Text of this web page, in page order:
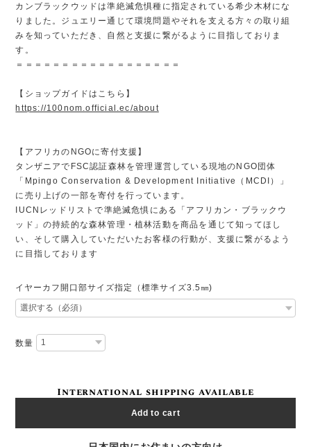
カンブラックウッドは準絶滅危惧種に指定されている希少木材にな
りました。ジュエリー通じて環境問題やそれを支える方々の取り組
みを知っていただき、自然と支援に繋がるように目指しておりま
す。
＝＝＝＝＝＝＝＝＝＝＝＝＝＝＝＝＝＝
【ショップガイドはこちら】
https://100nom.official.ec/about
【アフリカのNGOに寄付支援】
タンザニアでFSC認証森林を管理運営している現地のNGO団体
「Mpingo Conservation & Development Initiative（MCDI）」
に売り上げの一部を寄付を行っています。
IUCNレッドリストで準絶滅危惧にある「アフリカン・ブラックウ
ッド」の持続的な森林管理・植林活動を商品を通じて知ってほし
い、そして購入していただいたお客様の行動が、支援に繋がるよう
に目指しております
イヤーカフ開口部サイズ指定（標準サイズ3.5㎜)
数量
International shipping available
Add to cart